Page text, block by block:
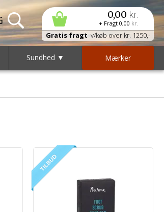
0,00 kr.
+ Fragt 0,00 kr.
Gratis fragt v/køb over kr. 1250,-
Sundhed ▼ Mærker